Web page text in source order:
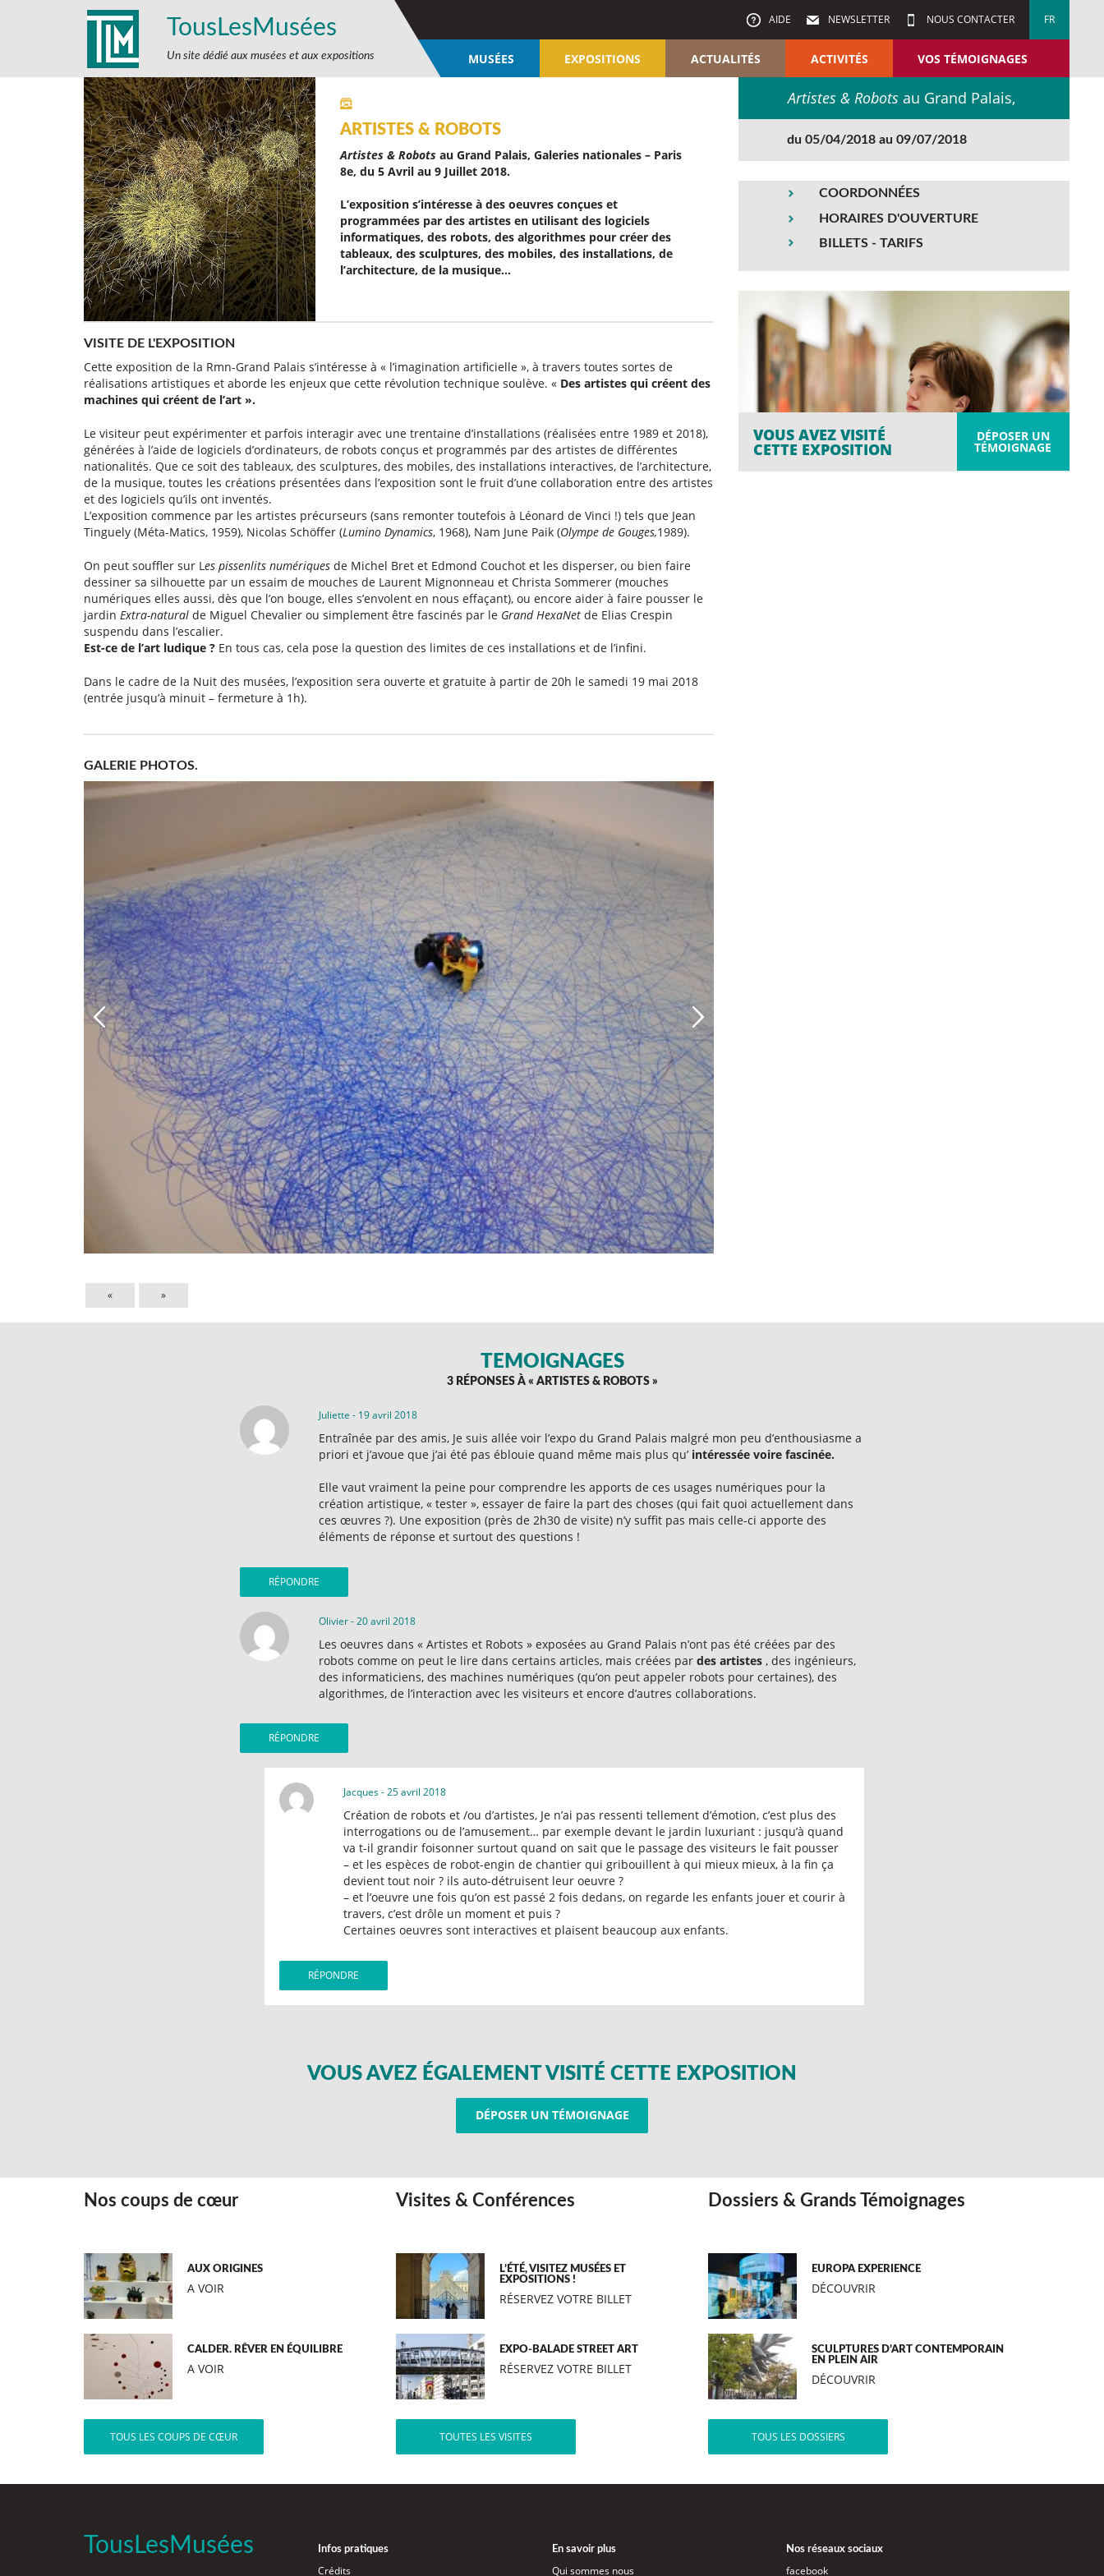
TousLesMusées
Un site dédié aux musées et aux expositions
AIDE NEWSLETTER NOUS CONTACTER FR
MUSÉES EXPOSITIONS ACTUALITÉS ACTIVITÉS VOS TÉMOIGNAGES
ARTISTES & ROBOTS
Artistes & Robots au Grand Palais, Galeries nationales – Paris
8e, du 5 Avril au 9 Juillet 2018.
L’exposition s’intéresse à des oeuvres conçues et
programmées par des artistes en utilisant des logiciels
informatiques, des robots, des algorithmes pour créer des
tableaux, des sculptures, des mobiles, des installations, de
l’architecture, de la musique…
VISITE DE L'EXPOSITION
Cette exposition de la Rmn-Grand Palais s’intéresse à « l’imagination artificielle », à travers toutes sortes de
réalisations artistiques et aborde les enjeux que cette révolution technique soulève. « Des artistes qui créent des
machines qui créent de l’art ».
Le visiteur peut expérimenter et parfois interagir avec une trentaine d’installations (réalisées entre 1989 et 2018),
générées à l’aide de logiciels d’ordinateurs, de robots conçus et programmés par des artistes de différentes
nationalités. Que ce soit des tableaux, des sculptures, des mobiles, des installations interactives, de l’architecture,
de la musique, toutes les créations présentées dans l’exposition sont le fruit d’une collaboration entre des artistes
et des logiciels qu’ils ont inventés.
L’exposition commence par les artistes précurseurs (sans remonter toutefois à Léonard de Vinci !) tels que Jean
Tinguely (Méta-Matics, 1959), Nicolas Schöffer (Lumino Dynamics, 1968), Nam June Paik (Olympe de Gouges,1989).
On peut souffler sur Les pissenlits numériques de Michel Bret et Edmond Couchot et les disperser, ou bien faire
dessiner sa silhouette par un essaim de mouches de Laurent Mignonneau et Christa Sommerer (mouches
numériques elles aussi, dès que l’on bouge, elles s’envolent en nous effaçant), ou encore aider à faire pousser le
jardin Extra-natural de Miguel Chevalier ou simplement être fascinés par le Grand HexaNet de Elias Crespin
suspendu dans l’escalier.
Est-ce de l’art ludique ? En tous cas, cela pose la question des limites de ces installations et de l’infini.
Dans le cadre de la Nuit des musées, l’exposition sera ouverte et gratuite à partir de 20h le samedi 19 mai 2018
(entrée jusqu’à minuit – fermeture à 1h).
GALERIE PHOTOS.
« »
Artistes & Robotsau Grand Palais,
du 05/04/2018 au 09/07/2018
COORDONNÉES
HORAIRES D'OUVERTURE
BILLETS - TARIFS
DÉPOSER UN
TÉMOIGNAGE
VOUS AVEZ VISITÉ
CETTE EXPOSITION
TÉMOIGNAGES
3 RÉPONSES À « ARTISTES & ROBOTS»
Juliette - 19 avril 2018
Entraînée par des amis, Je suis allée voir l’expo du Grand Palais malgré mon peu d’enthousiasme a
priori et j’avoue que j’ai été pas éblouie quand même mais plus qu’ intéressée voire fascinée.
Elle vaut vraiment la peine pour comprendre les apports de ces usages numériques pour la
création artistique, « tester », essayer de faire la part des choses (qui fait quoi actuellement dans
ces œuvres ?). Une exposition (près de 2h30 de visite) n’y suffit pas mais celle-ci apporte des
éléments de réponse et surtout des questions !
RÉPONDRE
Olivier-20 avril 2018
Les oeuvres dans « Artistes et Robots » exposées au Grand Palais n’ont pas été créées par des
robots comme on peut le lire dans certains articles, mais créées par des artistes , des ingénieurs,
des informaticiens, des machines numériques (qu’on peut appeler robots pour certaines), des
algorithmes, de l’interaction avec les visiteurs et encore d’autres collaborations.
RÉPONDRE
Jacques-25 avril 2018
Création de robots et /ou d’artistes, Je n’ai pas ressenti tellement d’émotion, c’est plus des
interrogations ou de l’amusement… par exemple devant le jardin luxuriant : jusqu’à quand
va t-il grandir foisonner surtout quand on sait que le passage des visiteurs le fait pousser
– et les espèces de robot-engin de chantier qui gribouillent à qui mieux mieux, à la fin ça
devient tout noir ? ils auto-détruisent leur oeuvre ?
– et l’oeuvre une fois qu’on est passé 2 fois dedans, on regarde les enfants jouer et courir à
travers, c’est drôle un moment et puis ?
Certaines oeuvres sont interactives et plaisent beaucoup aux enfants.
RÉPONDRE
VOUS AVEZ ÉGALEMENT VISITÉ CETTE EXPOSITION
DÉPOSER UN TÉMOIGNAGE
Nos coups de cœur
AUX ORIGINES
A VOIR
CALDER. RÊVER EN ÉQUILIBRE
A VOIR
TOUS LES COUPS DE CŒUR
Visites & Conférences
L’ÉTÉ, VISITEZ MUSÉES ET
EXPOSITIONS !
RÉSERVEZ VOTRE BILLET
EXPO-BALADE STREET ART
RÉSERVEZ VOTRE BILLET
TOUTES LES VISITES
Dossiers & Grands Témoignages
EUROPA EXPERIENCE
DÉCOUVRIR
SCULPTURES D’ART CONTEMPORAIN
EN PLEIN AIR
DÉCOUVRIR
TOUS LES DOSSIERS
TousLesMusées Infos pratiques
Crédits
En savoir plus
Qui sommes nous
Nos réseaux sociaux
facebook